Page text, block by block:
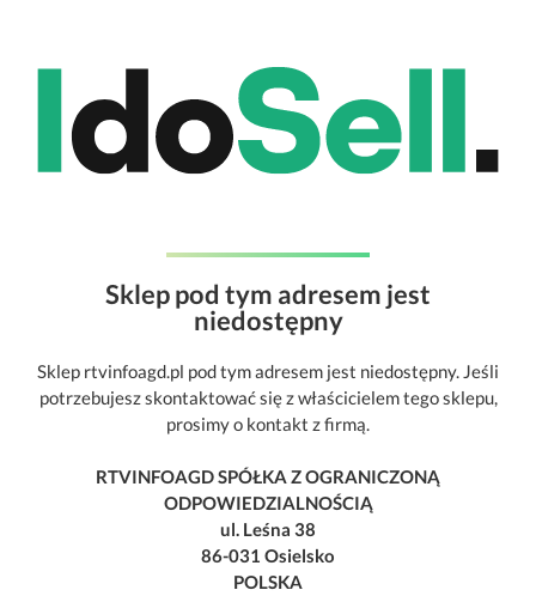
Sklep pod tym adresem jest
niedostępny
Sklep rtvinfoagd.pl pod tym adresem jest niedostępny. Jeśli
potrzebujesz skontaktować się z właścicielem tego sklepu,
prosimy o kontakt z firmą.
RTVINFOAGD SPÓŁKA Z OGRANICZONĄ
ODPOWIEDZIALNOŚCIĄ
ul. Leśna 38
86-031 Osielsko
POLSKA